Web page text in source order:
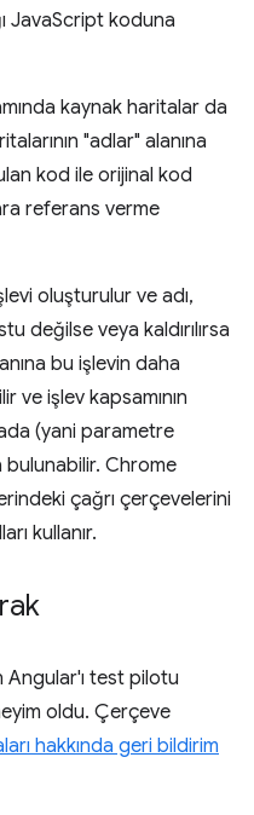
JavaScript koduna
kaynak haritalar da
"adlar" alanına
kod ile orijinal kod
referans verme
oluşturulur ve adı,
değilse veya kaldırılırsa
bu işlevin daha
ve işlev kapsamının
(yani parametre
bulunabilir. Chrome
çağrı çerçevelerini
kullanır.
Angular'ı test pilotu
oldu. Çerçeve
hakkında geri bildirim